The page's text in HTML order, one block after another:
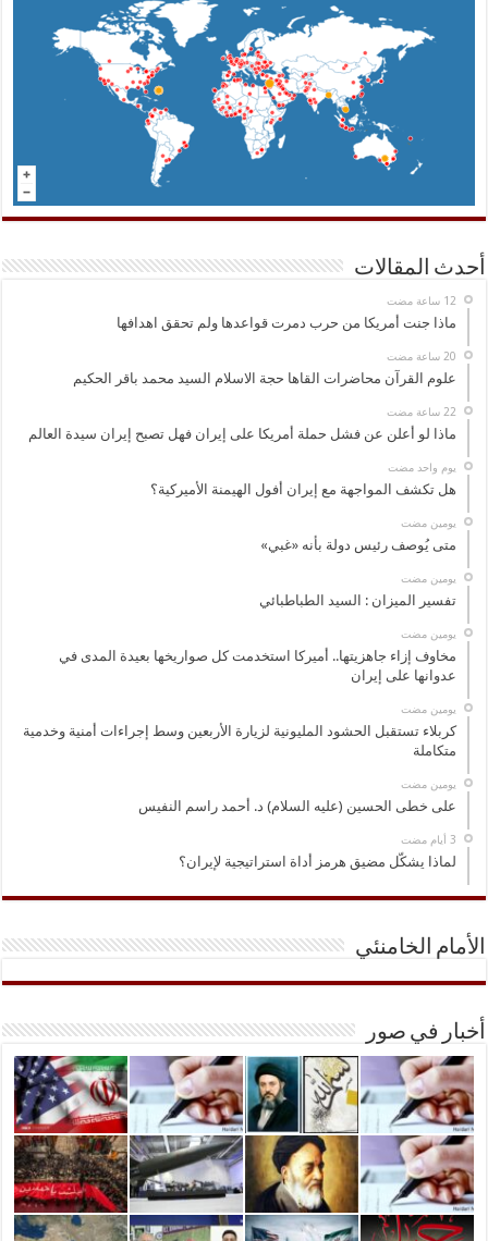
أحدث المقالات
ماذا جنت أمريكا من حرب دمرت قواعدها ولم تحقق اهدافها
علوم القرآن محاضرات القاها حجة الاسلام السيد محمد باقر الحكيم
ماذا لو أعلن عن فشل حملة أمريكا على إيران فهل تصبح إيران سيدة العالم
‏يوم واحد مضت
هل تكشف المواجهة مع إيران أفول الهيمنة الأميركية؟
‏يومين مضت
متى يُوصف رئيس دولة بأنه «غبي»
‏يومين مضت
تفسير الميزان : السيد الطباطبائي
‏يومين مضت
مخاوف إزاء جاهزيتها.. أميركا استخدمت كل صواريخها بعيدة المدى في
عدوانها على إيران
‏يومين مضت
كربلاء تستقبل الحشود المليونية لزيارة الأربعين وسط إجراءات أمنية وخدمية
متكاملة
‏يومين مضت
على خطى الحسين (عليه السلام) د. أحمد راسم النفيس
لماذا يشكّل مضيق هرمز أداة استراتيجية لإيران؟
الأمام الخامنئي
أخبار في صور